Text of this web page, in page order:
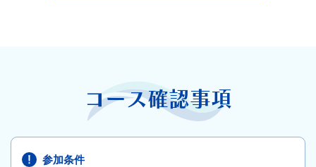
コース確認事項
参加条件